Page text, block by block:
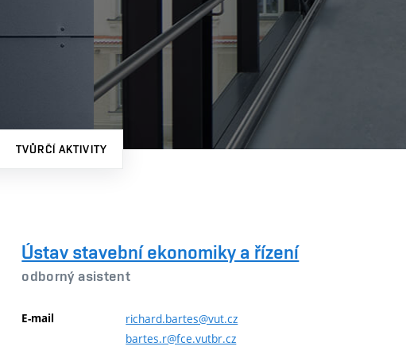
TVŮRČÍ AKTIVITY
Ústav stavební ekonomiky a řízení
odborný asistent
E-mail
richard.bartes@vut.cz
bartes.r@fce.vutbr.cz